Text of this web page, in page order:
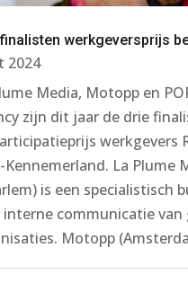
werkgeversprijs
2024
Media, Motopp en
zijn dit jaar de drie
werkgevers
Kennemerland. La Plume
is een specialistisch
interne communicatie van
Motopp